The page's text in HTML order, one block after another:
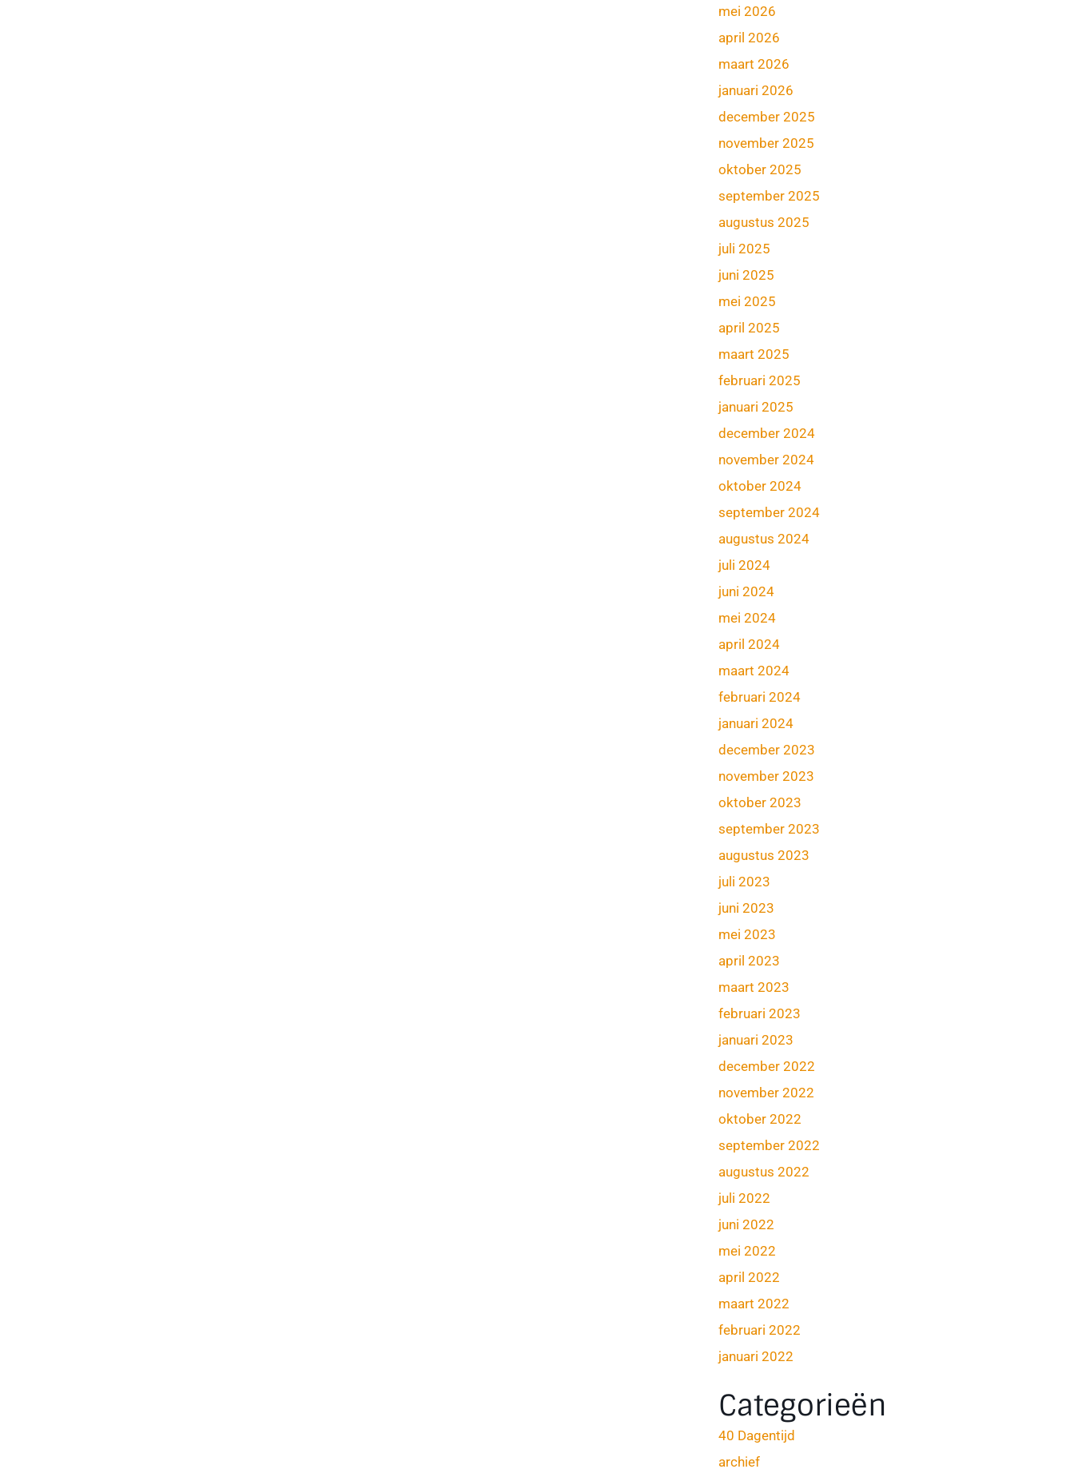
mei 2026
april 2026
maart 2026
januari 2026
december 2025
november 2025
oktober 2025
september 2025
augustus 2025
juli 2025
juni 2025
mei 2025
april 2025
maart 2025
februari 2025
januari 2025
december 2024
november 2024
oktober 2024
september 2024
augustus 2024
juli 2024
juni 2024
mei 2024
april 2024
maart 2024
februari 2024
januari 2024
december 2023
november 2023
oktober 2023
september 2023
augustus 2023
juli 2023
juni 2023
mei 2023
april 2023
maart 2023
februari 2023
januari 2023
december 2022
november 2022
oktober 2022
september 2022
augustus 2022
juli 2022
juni 2022
mei 2022
april 2022
maart 2022
februari 2022
januari 2022
Categorieën
40 Dagentijd
archief